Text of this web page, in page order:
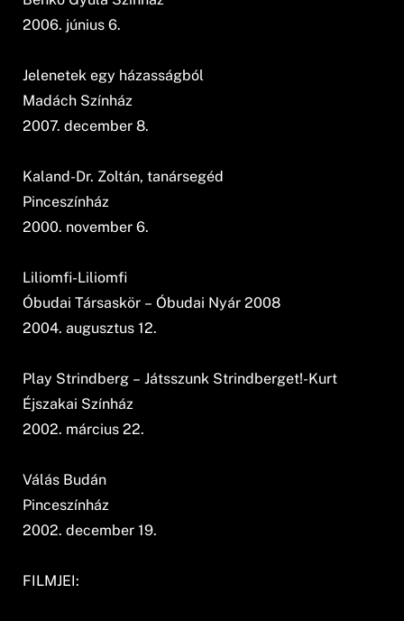
2006. június 6.
Jelenetek egy házasságból
Madách Színház
2007. december 8.
Kaland-Dr. Zoltán, tanársegéd
Pinceszínház
2000. november 6.
Liliomfi-Liliomfi
Óbudai Társaskör – Óbudai Nyár 2008
2004. augusztus 12.
Play Strindberg – Játsszunk Strindberget!-Kurt
Éjszakai Színház
2002. március 22.
Válás Budán
Pinceszínház
2002. december 19.
FILMJEI: